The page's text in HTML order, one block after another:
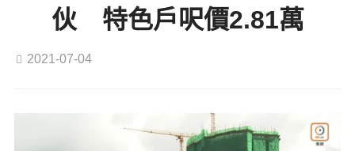
伙 特色戶呎價2.81萬
2021-07-04